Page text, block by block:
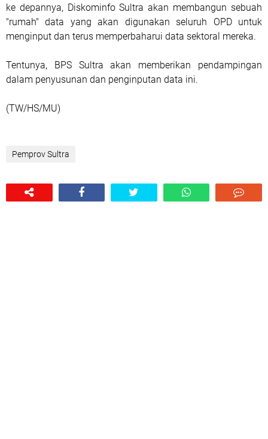
ke depannya, Diskominfo Sultra akan membangun sebuah
"rumah" data yang akan digunakan seluruh OPD untuk
menginput dan terus memperbaharui data sektoral mereka.
Tentunya, BPS Sultra akan memberikan pendampingan
dalam penyusunan dan penginputan data ini.
(TW/HS/MU)
Pemprov Sultra